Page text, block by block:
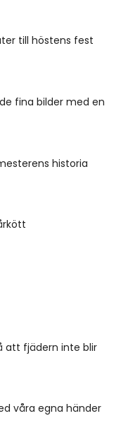
till höstens fest
fina bilder med en
historia
att fjädern inte blir
våra egna händer